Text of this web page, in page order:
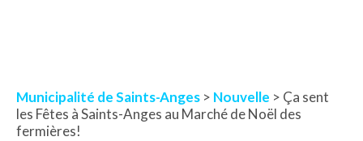
Municipalité de Saints-Anges > Nouvelle > Ça sent
les Fêtes à Saints-Anges au Marché de Noël des
fermières!